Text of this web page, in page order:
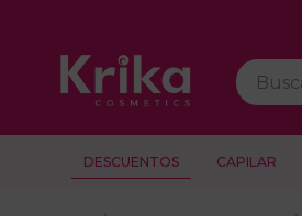
Buscar
DESCUENTOS CAPILAR